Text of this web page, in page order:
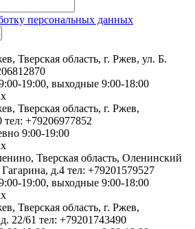
персональных данных
Тверская область, г. Ржев, ул. Б.
19:00, выходные 9:00-18:00
Тверская область, г. Ржев,
тел: +79206977852
9:00-19:00
Тверская область, Оленинский
д.4 тел: +79201579527
19:00, выходные 9:00-18:00
Тверская область, г. Ржев,
22/61 тел: +79201743490